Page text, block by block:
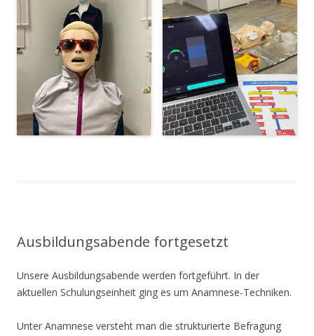
Ausbildungsabende fortgesetzt
Unsere Ausbildungsabende werden fortgeführt. In der
aktuellen Schulungseinheit ging es um Anamnese-Techniken.
Unter Anamnese versteht man die strukturierte Befragung